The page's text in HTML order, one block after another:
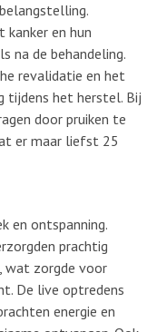
en hun
na de behandeling.
revalidatie en het
tijdens het herstel. Bij
door pruiken te
er maar liefst 25
en ontspanning.
prachtig
wat zorgde voor
De live optredens
energie en